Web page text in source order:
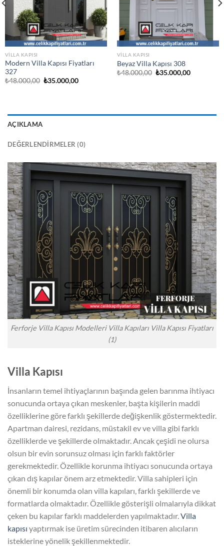
VILLA KAPISI
Modern Villa Kapısı Fiyatları
327
₺48.000,00 Orijinal
₺35.000,00Şu
VILLA KAPISI
Beyaz Villa Kapısı 308
₺48.000,00 Orijinal
₺35.000,00Şu
AÇIKLAMA
DEĞERLENDIRMELER (0)
Ferforje Villa Kapısı Modelleri Villa Kapıları Villa Kapısı Fiyatları
(1)
Villa Kapısı
İnsanların temel ihtiyaçlarının başında gelen barınma ihtiyacı
sonucunda ortaya çıkan meskenler, başta kişilerin maddi
özelliklerine göre farklı şekillerde değişkenlik göstermektedir.
Apartman dairesi, rezidans, müstakil ev ve villa gibi farklı
özelliklerde ve şekillerde olmaktadır. Ancak çeşidi ne olursa
olsun bir evin sorunsuz olması için farklı faktörler
gerekmektedir. Özellikle korunma ihtiyacı sonucunda ortaya
çıkan dış kapılar önem arz etmektedir. Villa sahipleri için
önemli bir konumda olan villa kapıları, farklı şekillerde ve
formatlarda olmaktadır. Özellikle gösterişli olmalarıyla dikkat
çeken bu kapılar farklı maddelerden yapılmaktadır.Villa
kapısı yaptırmak ise üretim sürecinden itibaren alıcıların
isteklerine yönelik şekillenmektedir.